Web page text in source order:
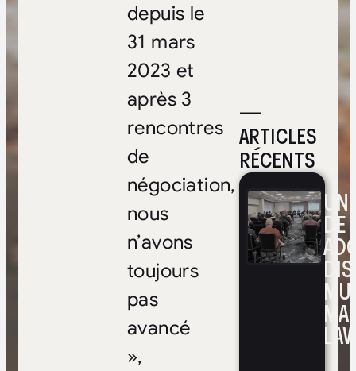
—
ARTICLES
RÉCENTS
DE
depuis le
31 mars
2023 et
après 3
rencontres
de
négociation,
nous
n’avons
toujours
pas
avancé
»,